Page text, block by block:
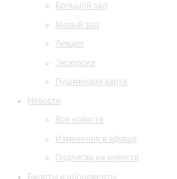
Большой зал
Малый зал
Лекции
Экскурсии
Пушкинская карта
Новости
Все новости
Изменения в афише
Подписка на новости
Билеты и абонементы